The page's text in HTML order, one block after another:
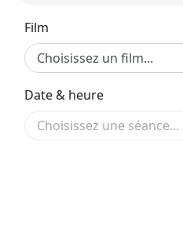
Film
Date & heure